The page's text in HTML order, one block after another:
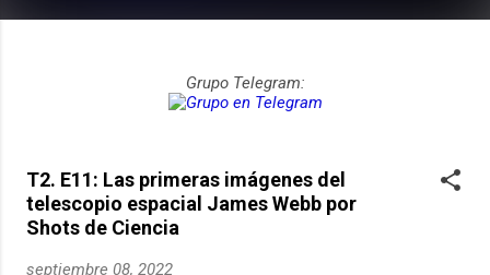
a
Grupo Telegram:
T2. E11: Las primeras imágenes del
telescopio espacial James Webb por
Shots de Ciencia
septiembre 08, 2022